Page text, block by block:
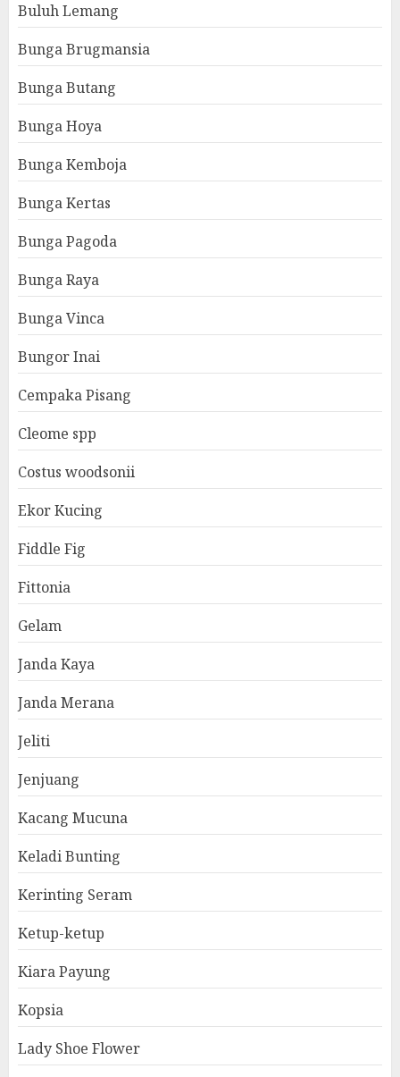
Buluh Lemang
Bunga Brugmansia
Bunga Butang
Bunga Hoya
Bunga Kemboja
Bunga Kertas
Bunga Pagoda
Bunga Raya
Bunga Vinca
Bungor Inai
Cempaka Pisang
Cleome spp
Costus woodsonii
Ekor Kucing
Fiddle Fig
Fittonia
Gelam
Janda Kaya
Janda Merana
Jeliti
Jenjuang
Kacang Mucuna
Keladi Bunting
Kerinting Seram
Ketup-ketup
Kiara Payung
Kopsia
Lady Shoe Flower